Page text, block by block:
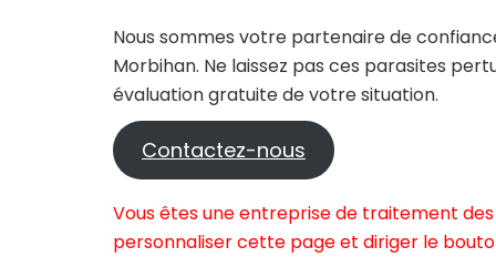
Nous sommes votre partenaire de
Morbihan. Ne laissez pas ces parasites
évaluation gratuite de votre situation.
Contactez-nous
Vous êtes une entreprise de traitement
personnaliser cette page et diriger le